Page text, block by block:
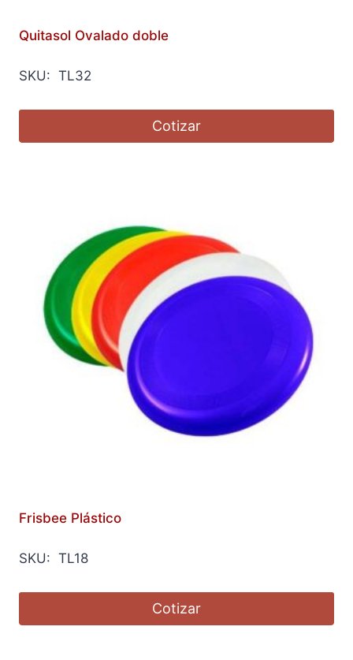
Quitasol Ovalado doble
SKU: TL32
Cotizar
Frisbee Plástico
SKU: TL18
Cotizar